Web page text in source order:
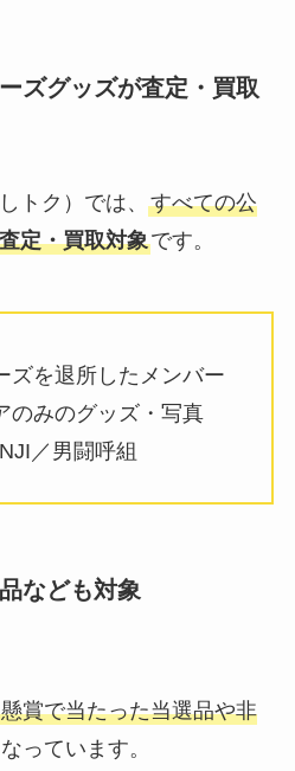
ァンクラブ会費が安くなっ
ニーズファンクラブの会員人
TUNの元メンバーの脱退理
現在は？脱退順や解散につい
調査
草間リチャード敬太も芸名
で買取できないものと買取で
るものは？安すぎる・振り込ま
いなど調査！
ズグッズが査定・買取
トク）では、 すべての公
定・買取対象です。
を退所したメンバー
のみのグッズ・写真
／男闘呼組
なども対象
懸賞で当たった当選品や非
っています。